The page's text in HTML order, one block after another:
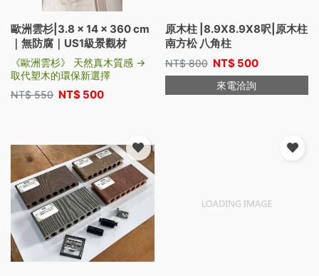
歐洲雲杉|3.8 × 14 × 360 cm
｜無防腐｜US1級景觀材
《歐洲雲杉》 天然真木質感 →
取代塑木的環保新選擇
NT$550 NT$ 500
原木柱 |8.9X8.9X8呎|原木柱
南方松 八角柱
NT$800 NT$500
來電洽詢